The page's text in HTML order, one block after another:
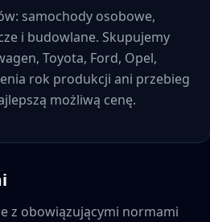
samochody osobowe,
i budowlane. Skupujemy
Toyota, Ford, Opel,
rok produkcji ani przebieg
możliwą cenę.
z obowiązującymi normami